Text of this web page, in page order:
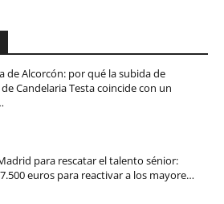
de Alcorcón: por qué la subida de
Candelaria Testa coincide con un
para rescatar el talento sénior:
euros para reactivar a los mayore…